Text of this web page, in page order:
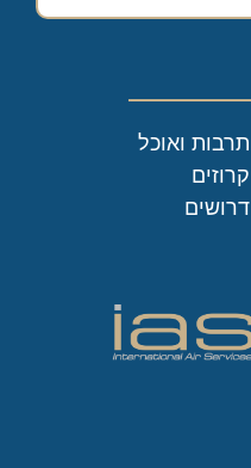
תרבות ואוכל
קרוזים
דרושים